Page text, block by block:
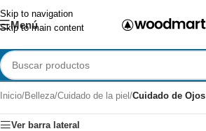
Skip to navigation
Skip to main content
Menú
Inicio/Belleza/Cuidado de la piel /Cuidado de Ojos
Ver barra lateral